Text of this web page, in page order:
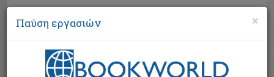
Αναζήτηση
×
Παύση εργασιών